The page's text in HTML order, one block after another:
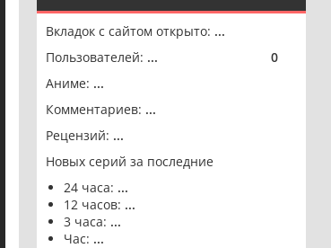
Вкладок с сайтом открыто: ...
Пользователей: ... 0
Аниме: ...
Комментариев: ...
Рецензий: ...
Новых серий за последние
24 часа: ...
12 часов: ...
3 часа: ...
Час: ...